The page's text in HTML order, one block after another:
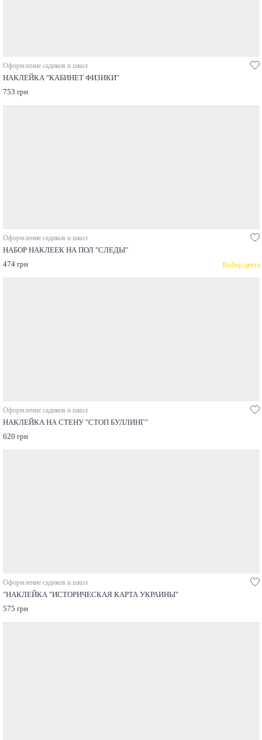
Оформление садиков и школ
НАКЛЕЙКА "КАБИНЕТ ФИЗИКИ"
753 грн
Оформление садиков и школ
НАБОР НАКЛЕЕК НА ПОЛ "СЛЕДЫ"
474 грн
Выбор цвета
Оформление садиков и школ
НАКЛЕЙКА НА СТЕНУ "СТОП БУЛЛИНГ"
620 грн
Оформление садиков и школ
"НАКЛЕЙКА "ИСТОРИЧЕСКАЯ КАРТА УКРАИНЫ"
575 грн